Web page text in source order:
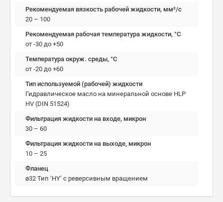
Рекомендуемая вязкость рабочей жидкости, мм²/с
20 – 100
Рекомендуемая рабочая температура жидкости, °C
от -30 до +50
Температура окруж. среды, °C
от -20 до +60
Тип используемой (рабочей) жидкости
Гидравлическое масло на минеральной основе HLP
HV (DIN 51524)
Фильтрация жидкости на входе, микрон
30 – 60
Фильтрация жидкости на выходе, микрон
10 – 25
Фланец
ø32 Тип ‘HY’ с реверсивным вращением